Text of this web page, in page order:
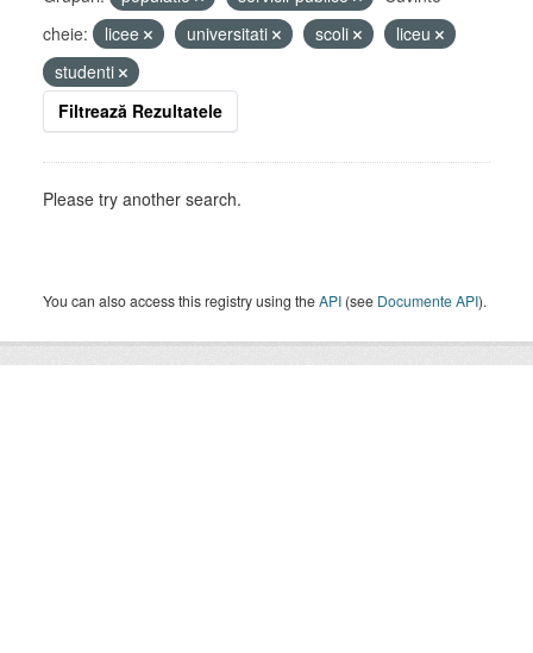
cheie:
licee universitati scoli
liceu
studenti
Filtrează Rezultatele
Please try another search.
You can also access this registry using theAPI (see Documente API).